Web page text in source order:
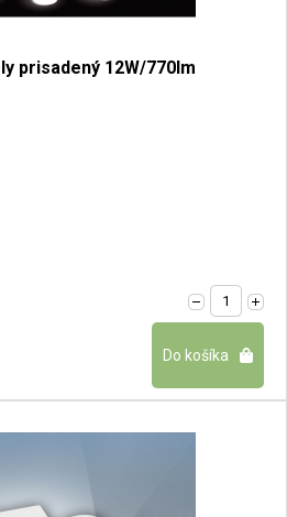
prisadený 12W/770lm